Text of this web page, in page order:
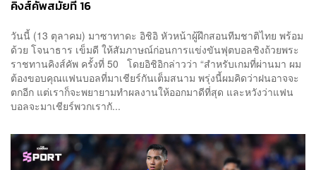
คิงส์คัพสมัยที่ 16
วันนี้ (13 ตุลาคม) มาซาทาดะ อิชิอิ หัวหน้าผู้ฝึกสอนทีมชาติไทย พร้อม
ด้วย โจนาธาร เข็มดี ให้สัมภาษณ์ก่อนการแข่งขันฟุตบอลชิงถ้วยพระ
ราชทานคิงส์คัพ ครั้งที่ 50 โดยอิชิอิกล่าวว่า “สำหรับเกมที่ผ่านมา ผม
ต้องขอบคุณแฟนบอลที่มาเชียร์กันเต็มสนาม พรุ่งนี้ผมคิดว่าฝนอาจจะ
ตกอีก แต่เราก็จะพยายามทำผลงานให้ออกมาดีที่สุด และหวังว่าแฟน
บอลจะมาเชียร์พวกเรากั...